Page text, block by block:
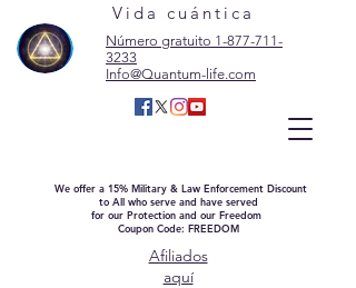
Vida cuántica
Número gratuito 1-877-711-
3233
Info@Quantum-life.com
We offer a 15% Military & Law Enforcement Discount
to All who serve and have served
for our Protection and our Freedom
Coupon Code: FREEDOM
Afiliados
aquí